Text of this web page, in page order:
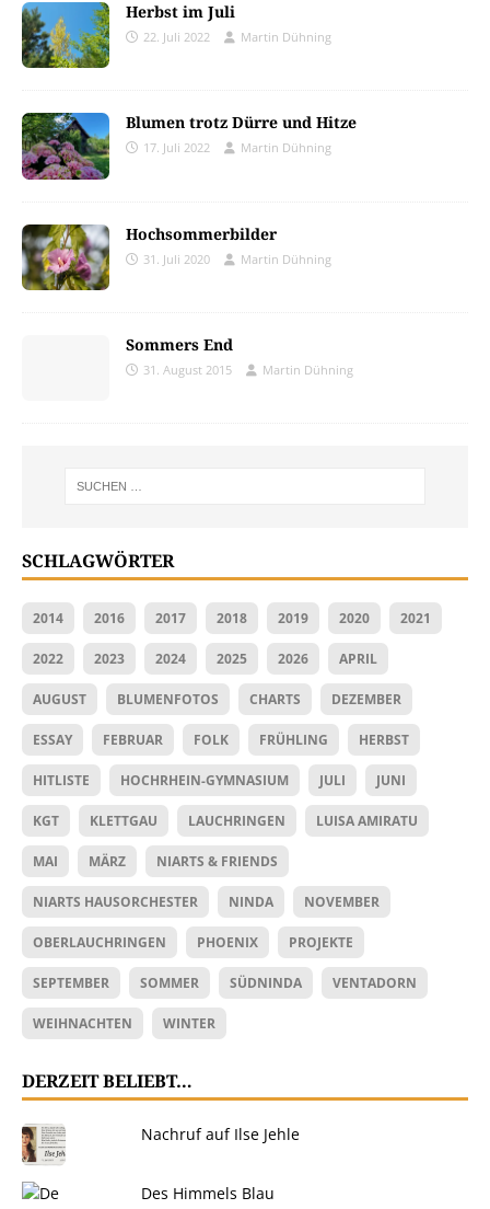
Herbst im Juli
22. Juli 2022 Martin Dühning
Blumen trotz Dürre und Hitze
17. Juli 2022 Martin Dühning
Hochsommerbilder
31. Juli 2020 Martin Dühning
Sommers End
31. August 2015 Martin Dühning
SCHLAGWÖRTER
2014 2016 2017 2018 2019 2020 2021
2022 2023 2024 2025 2026 APRIL
AUGUST BLUMENFOTOS CHARTS DEZEMBER
ESSAY FEBRUAR FOLK FRÜHLING HERBST
HITLISTE HOCHRHEIN-GYMNASIUM JULI JUNI
KGT KLETTGAU LAUCHRINGEN LUISA AMIRATU
MAI MÄRZ NIARTS & FRIENDS
NIARTS HAUSORCHESTER NINDA NOVEMBER
OBERLAUCHRINGEN PHOENIX PROJEKTE
SEPTEMBER SOMMER SÜDNINDA VENTADORN
WEIHNACHTEN WINTER
DERZEIT BELIEBT…
Nachruf auf Ilse Jehle
Des Himmels Blau